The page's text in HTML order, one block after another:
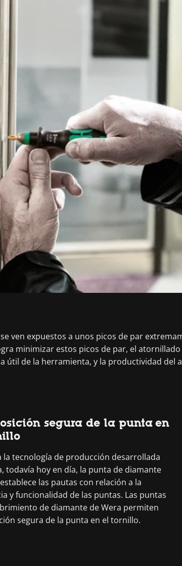
ven expuestos a unos picos de par
minimizar estos picos de par, el
útil de la herramienta, y la productividad
segura de la punta en
la tecnología de producción desarrollada
todavía hoy en día, la punta de diamante
las pautas con relación a la
y funcionalidad de las puntas. Las puntas
de diamante de Wera permiten
segura de la punta en el tornillo.